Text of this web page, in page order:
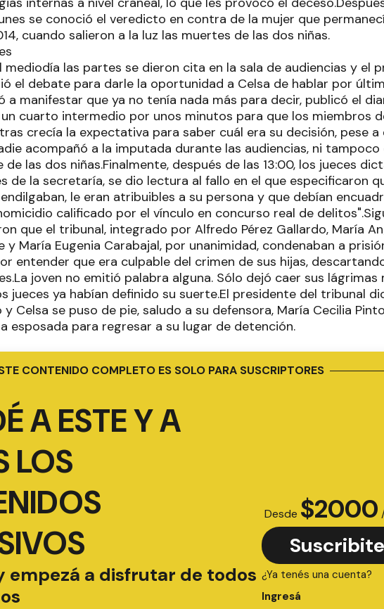
se conoció el veredicto en contra de la mujer que
cuando salieron a la luz las muertes de las dos niñas.
mediodía las partes se dieron cita en la sala de audiencias y el
el debate para darle la oportunidad a Celsa de hablar por
a manifestar que ya no tenía nada más para decir, publicó el
un cuarto intermedio por unos minutos para que los miembros
crecía la expectativa para saber cuál era su decisión, pese a
acompañó a la imputada durante las audiencias, ni tampoco
las dos niñas.Finalmente, después de las 13:00, los jueces
de la secretaría, se dio lectura al fallo en el que especificaron
le eran atribuibles a su persona y que debían
calificado por el vínculo en concurso real de
que el tribunal, integrado por Alfredo Pérez Gallardo, María
y María Eugenia Carabajal, por unanimidad, condenaban a
entender que era culpable del crimen de sus hijas,
joven no emitió palabra alguna. Sólo dejó caer sus lágrimas
jueces ya habían definido su suerte.El presidente del tribunal
Celsa se puso de pie, saludo a su defensora, María Cecilia
esposada para regresar a su lugar de detención.
CONTENIDO COMPLETO ES SOLO PARA SUSCRIPTORES
A ESTE Y A
LOS
empezá a disfrutar de todos
Desde $2000
Suscribite
¿Ya tenés una cuenta?
Ingresá